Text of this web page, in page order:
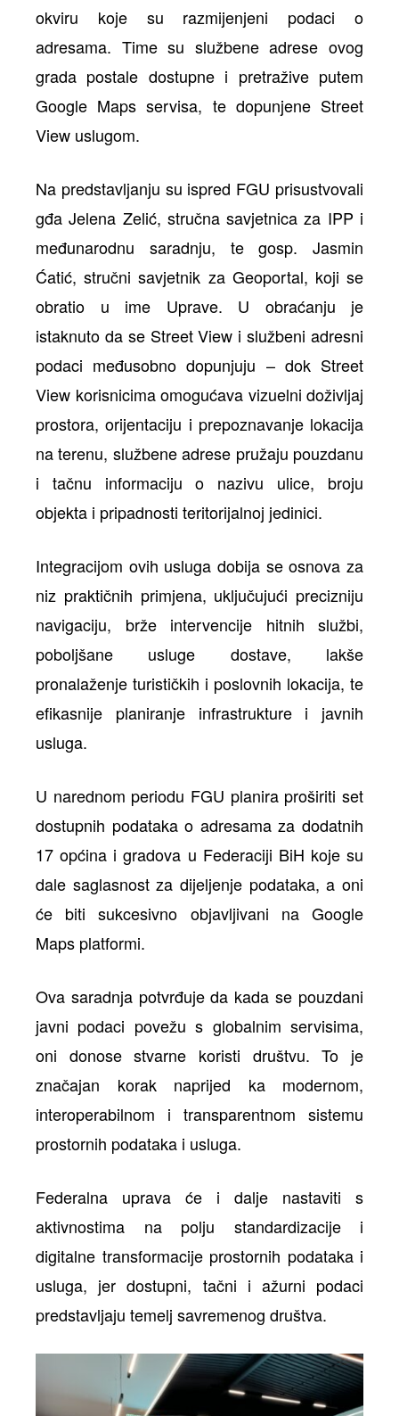
okviru koje su razmijenjeni podaci o
adresama. Time su službene adrese ovog
grada postale dostupne i pretražive putem
Google Maps servisa, te dopunjene Street
View uslugom.
Na predstavljanju su ispred FGU prisustvovali
gđa Jelena Zelić, stručna savjetnica za IPP i
međunarodnu saradnju, te gosp. Jasmin
Ćatić, stručni savjetnik za Geoportal, koji se
obratio u ime Uprave. U obraćanju je
istaknuto da se Street View i službeni adresni
podaci međusobno dopunjuju – dok Street
View korisnicima omogućava vizuelni doživljaj
prostora, orijentaciju i prepoznavanje lokacija
na terenu, službene adrese pružaju pouzdanu
i tačnu informaciju o nazivu ulice, broju
objekta i pripadnosti teritorijalnoj jedinici.
Integracijom ovih usluga dobija se osnova za
niz praktičnih primjena, uključujući precizniju
navigaciju, brže intervencije hitnih službi,
poboljšane usluge dostave, lakše
pronalaženje turističkih i poslovnih lokacija, te
efikasnije planiranje infrastrukture i javnih
usluga.
U narednom periodu FGU planira proširiti set
dostupnih podataka o adresama za dodatnih
17 općina i gradova u Federaciji BiH koje su
dale saglasnost za dijeljenje podataka, a oni
će biti sukcesivno objavljivani na Google
Maps platformi.
Ova saradnja potvrđuje da kada se pouzdani
javni podaci povežu s globalnim servisima,
oni donose stvarne koristi društvu. To je
značajan korak naprijed ka modernom,
interoperabilnom i transparentnom sistemu
prostornih podataka i usluga.
Federalna uprava će i dalje nastaviti s
aktivnostima na polju standardizacije i
digitalne transformacije prostornih podataka i
usluga, jer dostupni, tačni i ažurni podaci
predstavljaju temelj savremenog društva.